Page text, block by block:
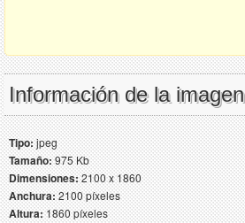
Información de la imagen
Tipo:jpeg
Tamaño:975 Kb
Dimensiones:2100 x 1860
Anchura:2100 píxeles
Altura:1860 píxeles